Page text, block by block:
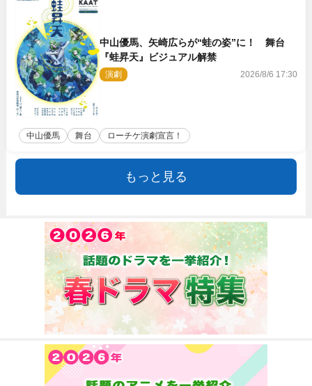
中山優馬、矢崎広らが“蛙の姿”に！ 舞台
『蛙昇天』ビジュアル解禁
演劇 2026/8/6 17:30
中山優馬 舞台 ローチケ演劇宣言！
もっと見る